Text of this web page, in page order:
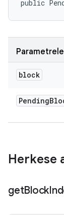
public
block
Pending
Herkese
getBlock